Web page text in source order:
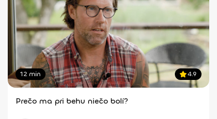
12 min 4.9
Prečo ma pri behu niečo bolí?